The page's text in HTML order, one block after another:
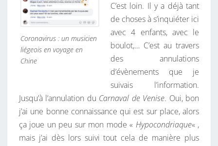
Coronavirus : un musicien
liégeois en voyage en
Chine
C’est loin. Il y a déjà tant
de choses à s’inquiéter ici
avec 4 enfants, avec le
boulot,… C’est au travers
des annulations
d’évènements que je
suivais l’information.
Jusqu’à l’annulation du Carnaval de Venise. Oui, bon
j’ai une bonne connaissance qui est sur place, alors
ça joue un peu sur mon mode « Hypocondriaque« ,
mais j’ai dès lors suivi tout cela de manière plus